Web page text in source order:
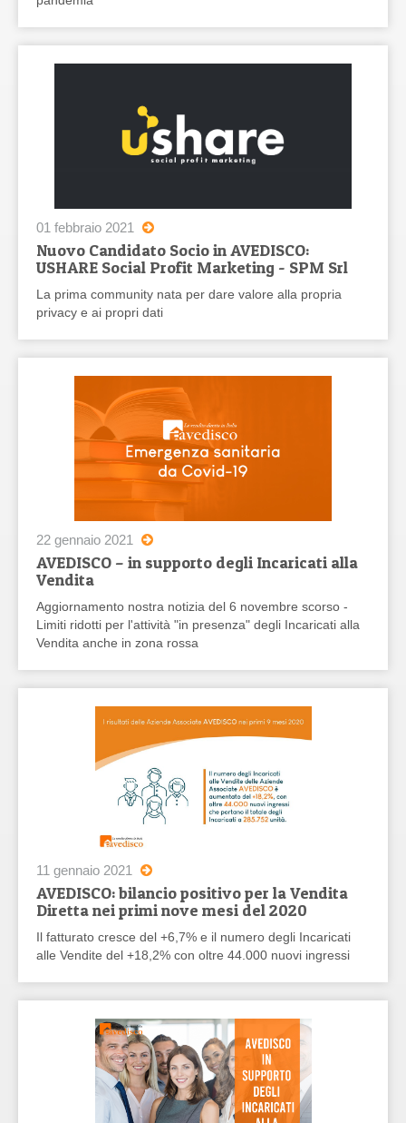
01 febbraio 2021
Nuovo Candidato Socio in AVEDISCO:
USHARE Social Profit Marketing - SPM Srl
La prima community nata per dare valore alla propria
privacy e ai propri dati
22 gennaio 2021
AVEDISCO – in supporto degli Incaricati alla
Vendita
Aggiornamento nostra notizia del 6 novembre scorso -
Limiti ridotti per l'attività "in presenza" degli Incaricati alla
Vendita anche in zona rossa
11 gennaio 2021
AVEDISCO: bilancio positivo per la Vendita
Diretta nei primi nove mesi del 2020
Il fatturato cresce del +6,7% e il numero degli Incaricati
alle Vendite del +18,2% con oltre 44.000 nuovi ingressi